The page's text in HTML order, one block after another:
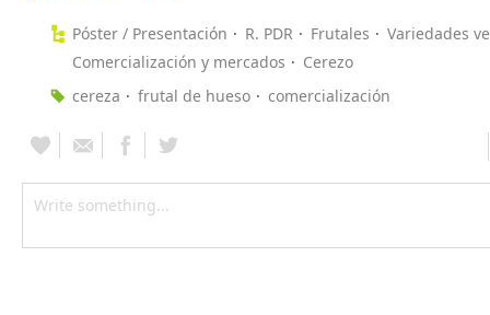
Póster / Presentación R. PDR Frutales
Variedades
Comercialización y mercados
Cerezo
cereza
frutal de hueso comercialización